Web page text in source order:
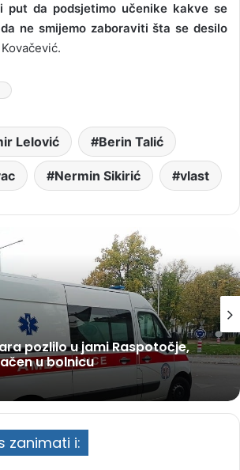
put da podsjetimo učenike kakve se
ne smijemo zaboraviti šta se desilo
Lelović Berin Talić
Nermin Sikirić vlast
pozlilo u jami Raspotočje,
u bolnicu
zanimati i: